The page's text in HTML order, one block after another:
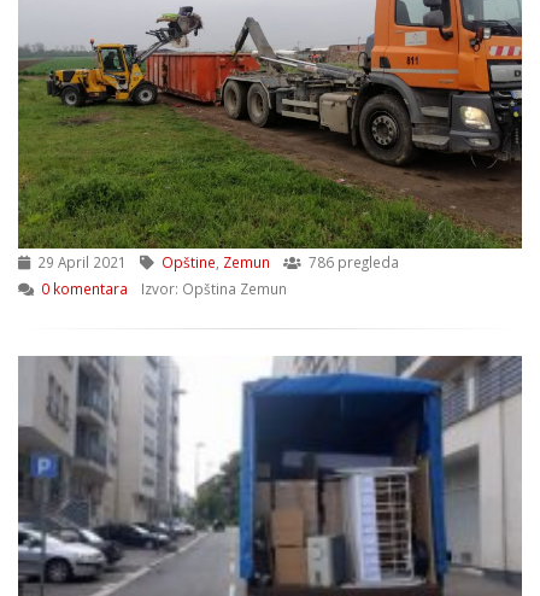
29 April 2021 Opštine Zemun
786 pregleda
0 komentara
Izvor: Opština Zemun